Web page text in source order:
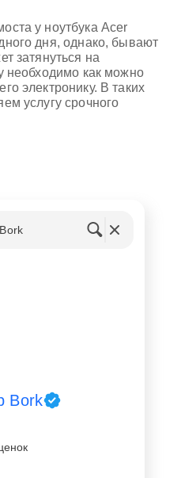
у ноутбука Acer
дня, однако, бывают
затянуться на
необходимо как можно
электронику. В таких
услугу срочного
Bork